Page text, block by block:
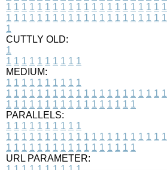
1 1 1 1 1 1 1 1 1 1 1 1 1 1 1 1 1 1 1 1 1
1 1 1 1 1 1 1 1 1 1 1 1 1 1 1 1 1 1 1 1 1
1
CUTTLY OLD:
1
1 1 1 1 1 1 1 1 1 1
MEDIUM:
1 1 1 1 1 1 1 1 1 1
1 1 1 1 1 1 1 1 1 1 1 1 1 1 1 1 1 1 1 1 1
1 1 1 1 1 1 1 1 1 1 1 1 1 1 1 1 1
PARALLELS:
1 1 1 1 1 1 1 1 1 1
1 1 1 1 1 1 1 1 1 1 1 1 1 1 1 1 1 1 1 1 1
1 1 1 1 1 1 1 1 1 1 1 1 1 1 1 1 1
URL PARAMETER: